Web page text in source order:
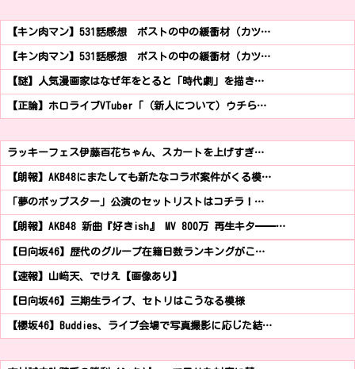
【キン肉マン】531話感想 ポストの中の緩衝材（カツ…
【キン肉マン】531話感想 ポストの中の緩衝材（カツ…
【謎】人気漫画家はなぜ年をとると「時代劇」を描き…
【正論】ホロライブVTuber「（新人について）ウチら…
ラッキーフェス伊藤百花ちゃん、スカートを上げすぎ…
【朗報】AKB48にまたしても新たなコラボ案件がくる模…
「夢のポップスター」公演のセットリストはコチラ！…
【朗報】AKB48 新曲『好きish』 MV 800万 再生キタ━━…
【日向坂46】歴代のグループ在籍日数ランキングがこ…
【速報】山﨑天、でけえ【画像あり】
【日向坂46】三期生ライブ、セトリはこうなる模様
【櫻坂46】Buddies、ライブ会場で写真撮影に応じた結…